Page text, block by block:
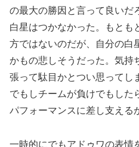
の最大の勝因と言って良いだ
白星はつかなかった。もとも
方ではないのだが、自分の白
かもの悲しそうだった。気持
張って駄目かとつい思ってし
でもしチームが負けでもした
パフォーマンスに差し支える
一時的にでもアドゥワの表情